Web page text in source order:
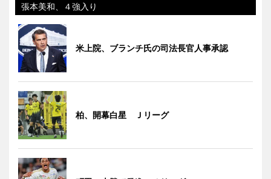
張本美和、４強入り
米上院、ブランチ氏の司法長官人事承認
柏、開幕白星 Ｊリーグ